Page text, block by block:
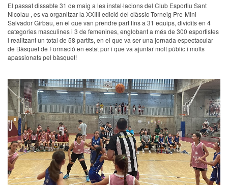
El passat dissabte 31 de maig a les instal·lacions del Club Esportiu Sant
Nicolau , es va organitzar la XXIIII edició del clàssic Torneig Pre-Mini
Salvador Girbau, en el que van prendre part fins a 31 equips, dividits en 4
categories masculines i 3 de femenines, englobant a més de 300 esportistes
i realitzant un total de 58 partits, en el que va ser una jornada espectacular
de Bàsquet de Formació en estat pur i que va ajuntar molt públic i molts
apassionats pel bàsquet!